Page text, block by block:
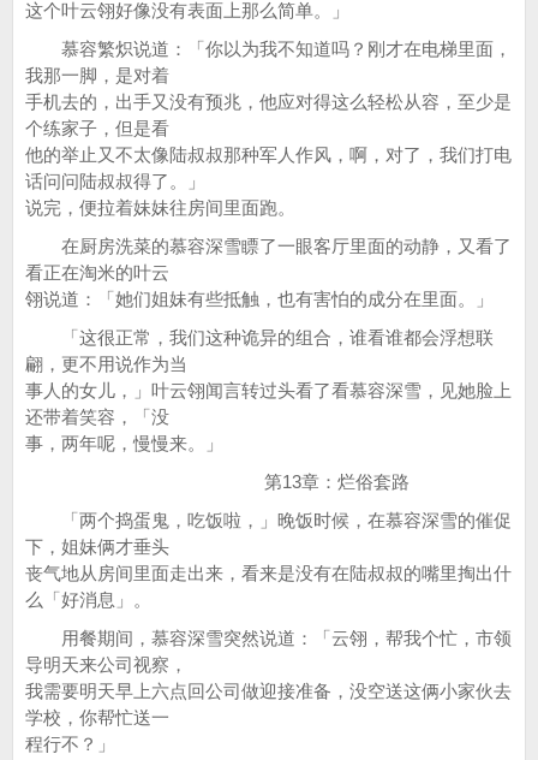
这个叶云翎好像没有表面上那么简单。」
慕容繁炽说道：「你以为我不知道吗？刚才在电梯里面，
我那一脚，是对着
手机去的，出手又没有预兆，他应对得这么轻松从容，至少是
个练家子，但是看
他的举止又不太像陆叔叔那种军人作风，啊，对了，我们打电
话问问陆叔叔得了。」
说完，便拉着妹妹往房间里面跑。
在厨房洗菜的慕容深雪瞟了一眼客厅里面的动静，又看了
看正在淘米的叶云
翎说道：「她们姐妹有些抵触，也有害怕的成分在里面。」
「这很正常，我们这种诡异的组合，谁看谁都会浮想联
翩，更不用说作为当
事人的女儿，」叶云翎闻言转过头看了看慕容深雪，见她脸上
还带着笑容，「没
事，两年呢，慢慢来。」
第13章：烂俗套路
「两个捣蛋鬼，吃饭啦，」晚饭时候，在慕容深雪的催促
下，姐妹俩才垂头
丧气地从房间里面走出来，看来是没有在陆叔叔的嘴里掏出什
么「好消息」。
用餐期间，慕容深雪突然说道：「云翎，帮我个忙，市领
导明天来公司视察，
我需要明天早上六点回公司做迎接准备，没空送这俩小家伙去
学校，你帮忙送一
程行不？」